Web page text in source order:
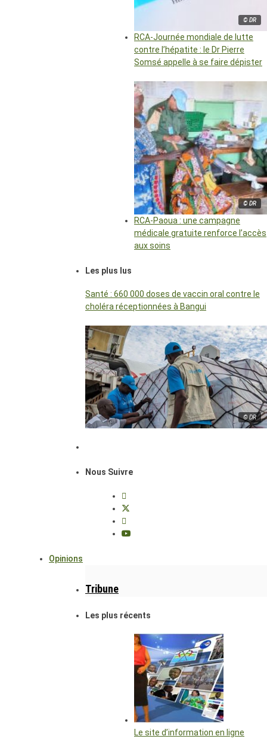
© DR
RCA-Journée mondiale de lutte
contre l’hépatite : le Dr Pierre
Somsé appelle à se faire dépister
© DR
RCA-Paoua : une campagne
médicale gratuite renforce l’accès
aux soins
Les plus lus
Santé : 660 000 doses de vaccin oral contre le
choléra réceptionnées à Bangui
© DR
Nous Suivre
Opinions
Tribune
Les plus récents
Le site d’information en ligne